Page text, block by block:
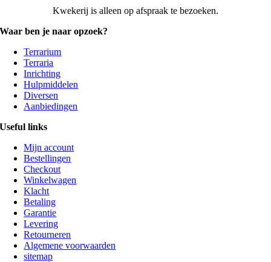
Kwekerij is alleen op afspraak te bezoeken.
Waar ben je naar opzoek?
Terrarium
Terraria
Inrichting
Hulpmiddelen
Diversen
Aanbiedingen
Useful links
Mijn account
Bestellingen
Checkout
Winkelwagen
Klacht
Betaling
Garantie
Levering
Retourneren
Algemene voorwaarden
sitemap